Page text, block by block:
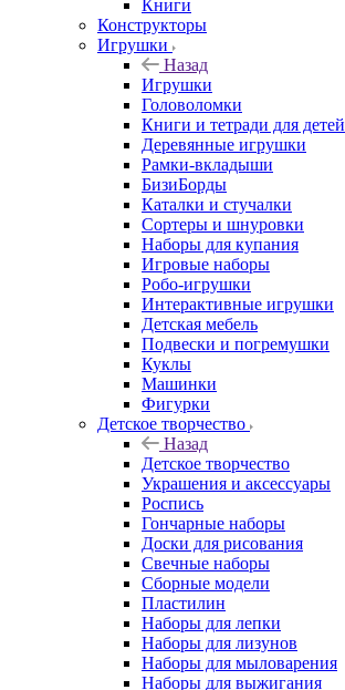
Книги
Конструкторы
Игрушки
Назад
Игрушки
Головоломки
Книги и тетради для детей
Деревянные игрушки
Рамки-вкладыши
БизиБорды
Каталки и стучалки
Сортеры и шнуровки
Наборы для купания
Игровые наборы
Робо-игрушки
Интерактивные игрушки
Детская мебель
Подвески и погремушки
Куклы
Машинки
Фигурки
Детское творчество
Назад
Детское творчество
Украшения и аксессуары
Роспись
Гончарные наборы
Доски для рисования
Свечные наборы
Сборные модели
Пластилин
Наборы для лепки
Наборы для лизунов
Наборы для мыловарения
Наборы для выжигания